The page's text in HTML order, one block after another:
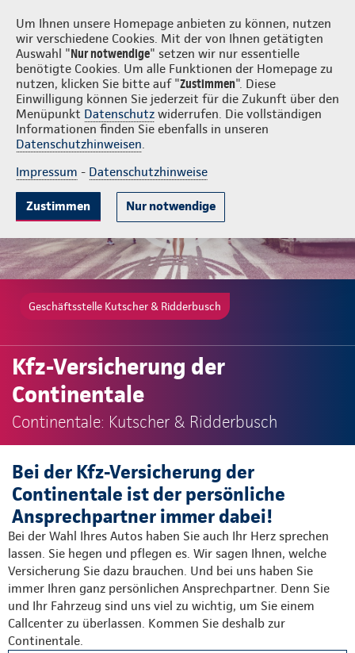
Um Ihnen unsere Homepage anbieten zu können, nutzen
wir verschiedene Cookies. Mit der von Ihnen getätigten
Auswahl "Nur notwendige" setzen wir nur essentielle
benötigte Cookies. Um alle Funktionen der Homepage zu
nutzen, klicken Sie bitte auf "Zustimmen". Diese
Einwilligung können Sie jederzeit für die Zukunft über den
Menüpunkt Datenschutz widerrufen. Die vollständigen
Informationen finden Sie ebenfalls in unseren
Datenschutzhinweisen.
Impressum - Datenschutzhinweise
Zustimmen Nur notwendige
Kutscher & Ridderbusch Login
Gute Gründe Tarife & Leistungen Wissenswertes Beratung &
Geschäftsstelle Kutscher & Ridderbusch
Kfz-Versicherung der
Continentale
Continentale: Kutscher & Ridderbusch
Bei der Kfz-Versicherung der
Continentale ist der persönliche
Ansprechpartner immer dabei!
Bei der Wahl Ihres Autos haben Sie auch Ihr Herz sprechen
lassen. Sie hegen und pflegen es. Wir sagen Ihnen, welche
Versicherung Sie dazu brauchen. Und bei uns haben Sie
immer Ihren ganz persönlichen Ansprechpartner. Denn Sie
und Ihr Fahrzeug sind uns viel zu wichtig, um Sie einem
Callcenter zu überlassen. Kommen Sie deshalb zur
Continentale.